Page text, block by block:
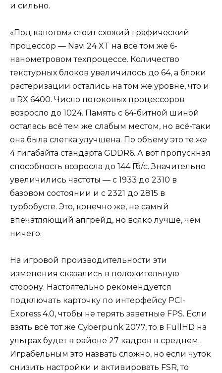
и сильно.
«Под капотом» стоит схожий графический
процессор — Navi 24 XT на всё том же 6-
нанометровом техпроцессе. Количество
текстурных блоков увеличилось до 64, а блоки
растеризации остались на том же уровне, что и
в RX 6400. Число потоковых процессоров
возросло до 1024. Память с 64-битной шиной
осталась всё тем же слабым местом, но всё-таки
она была слегка улучшена. По объему это те же
4 гигабайта стандарта GDDR6. А вот пропускная
способность возросла до 144 Гб/с. Значительно
увеличились частоты — с 1933 до 2310 в
базовом состоянии и с 2321 до 2815 в
турбобусте. Это, конечно же, не самый
впечатляющий апгрейд, но всяко лучше, чем
ничего.
На игровой производительности эти
изменения сказались в положительную
сторону. Настоятельно рекомендуется
подключать карточку по интерфейсу PCI-
Express 4.0, чтобы не терять заветные FPS. Если
взять всё тот же Cyberpunk 2077, то в FullHD на
ультрах будет в районе 27 кадров в среднем.
Играбельным это назвать сложно, но если чуток
снизить настройки и активировать FSR, то